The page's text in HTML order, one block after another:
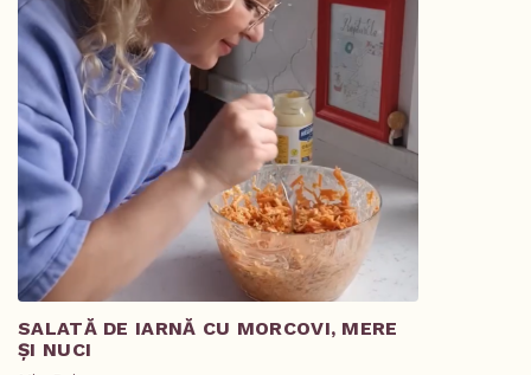
SALATĂ DE IARNĂ CU MORCOVI, MERE
ȘI NUCI